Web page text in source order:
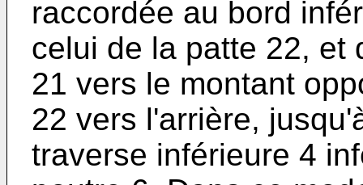
raccordée au bord
celui de la patte 22, et
21 vers le montant
22 vers l'arrière,
traverse inférieure 4